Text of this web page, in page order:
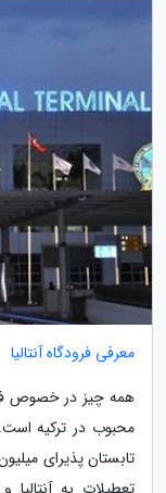
معرفی فرودگاه آنتالیا
همه چیز در خصوص
محبوب در ترکیه
تابستان پذیرای